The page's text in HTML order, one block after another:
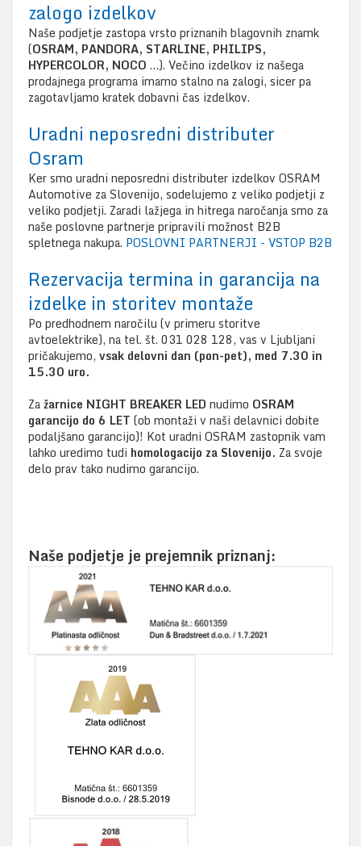
zalogo izdelkov
Naše podjetje zastopa vrsto priznanih blagovnih znamk
(OSRAM, PANDORA, STARLINE, PHILIPS,
HYPERCOLOR, NOCO …). Večino izdelkov iz našega
prodajnega programa imamo stalno na zalogi, sicer pa
zagotavljamo kratek dobavni čas izdelkov.
Uradni neposredni distributer
Osram
Ker smo uradni neposredni distributer izdelkov OSRAM
Automotive za Slovenijo, sodelujemo z veliko podjetji z
veliko podjetji. Zaradi lažjega in hitrega naročanja smo za
naše poslovne partnerje pripravili možnost B2B
spletnega nakupa. POSLOVNI PARTNERJI - VSTOP B2B
Rezervacija termina in garancija na
izdelke in storitev montaže
Po predhodnem naročilu (v primeru storitve
avtoelektrike), na tel. št. 031 028 128, vas v Ljubljani
pričakujemo, vsak delovni dan (pon-pet), med 7.30 in
15.30 uro.
Zažarnice NIGHT BREAKER LED nudimo OSRAM
garancijo do 6 LET (ob montaži v naši delavnici dobite
podaljšano garancijo)! Kot uradni OSRAM zastopnik vam
lahko uredimo tudi homologacijo za Slovenijo. Za svoje
delo prav tako nudimo garancijo.
Naše podjetje je prejemnik priznanj: